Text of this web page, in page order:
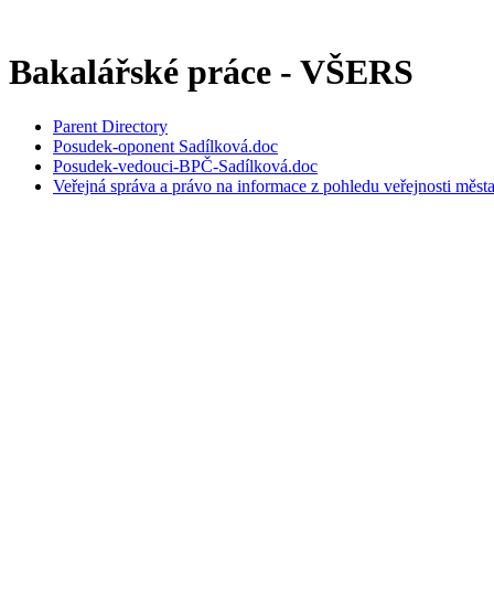
Bakalářské práce - VŠERS
Parent Directory
Posudek-oponent Sadílková.doc
Posudek-vedouci-BPČ-Sadílková.doc
Veřejná správa a právo na informace z pohledu veřejnosti